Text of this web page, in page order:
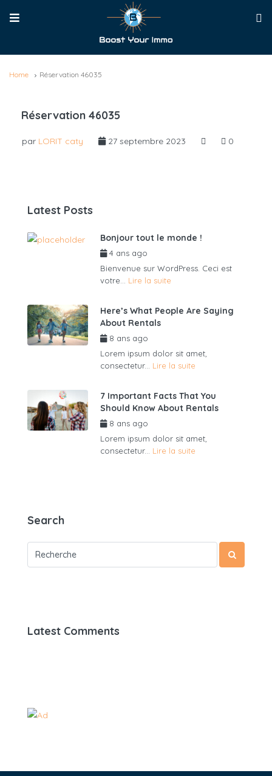
Home Réservation 46035
Réservation 46035
par LORIT caty 27 septembre 2023 0
Latest Posts
Bonjour tout le monde !
4 ans ago
Bienvenue sur WordPress. Ceci est
votre... Lire la suite
Here’s What People Are Saying
About Rentals
8 ans ago
Lorem ipsum dolor sit amet,
consectetur... Lire la suite
7 Important Facts That You
Should Know About Rentals
8 ans ago
Lorem ipsum dolor sit amet,
consectetur... Lire la suite
Search
Latest Comments